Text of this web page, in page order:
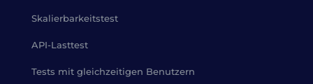
Skalierbarkeitstest
API-Lasttest
Tests mit gleichzeitigen Benutzern